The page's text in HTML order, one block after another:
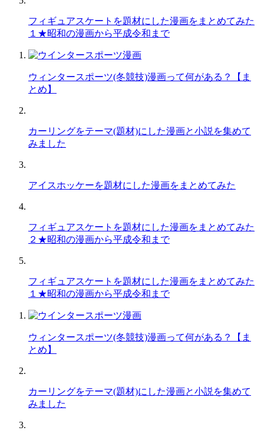
フィギュアスケートを題材にした漫画をまとめてみた
１★昭和の漫画から平成令和まで
ウィンタースポーツ(冬競技)漫画って何がある？【ま
とめ】
カーリングをテーマ(題材)にした漫画と小説を集めて
みました
アイスホッケーを題材にした漫画をまとめてみた
フィギュアスケートを題材にした漫画をまとめてみた
２★昭和の漫画から平成令和まで
フィギュアスケートを題材にした漫画をまとめてみた
１★昭和の漫画から平成令和まで
ウィンタースポーツ(冬競技)漫画って何がある？【ま
とめ】
カーリングをテーマ(題材)にした漫画と小説を集めて
みました